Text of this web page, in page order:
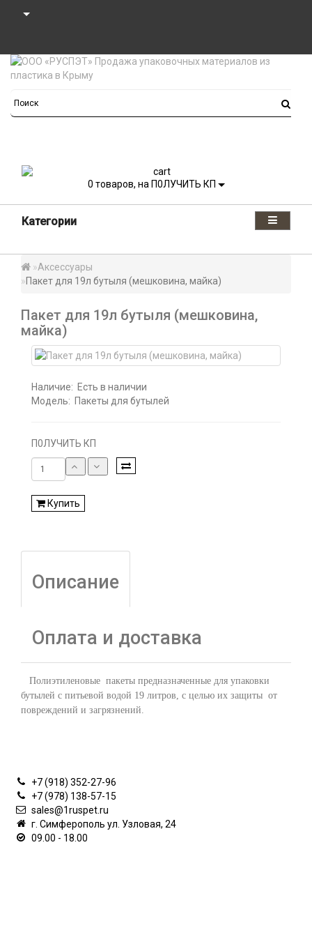
0 товаров, на П0ЛУЧИТЬ КП
Категории
Аксессуары
Пакет для 19л бутыля (мешковина, майка)
Пакет для 19л бутыля (мешковина,
майка)
Наличие: Есть в наличии
Модель: Пакеты для бутылей
П0ЛУЧИТЬ КП
Купить
Описание
Оплата и доставка
Полиэтиленовые пакеты предназначенные для упаковки
бутылей с питьевой водой 19 литров, с целью их защиты от
повреждений и загрязнений.
+7 (918) 352-27-96
+7 (978) 138-57-15
sales@1ruspet.ru
г. Симферополь ул. Узловая, 24
09.00 - 18.00